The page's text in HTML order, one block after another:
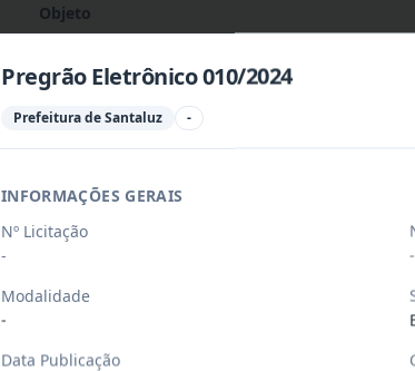
Objeto
REGISTRO DE PREÇOS PARA CONTRATAÇÃO DE
REGISTRO DE PREÇOS PARA AQUISIÇÃO DE
CHAMAMENTO PÚBLICO PARA FINS DE
CHAMAMENTO PÚBLICO PARA FINS DE
Pregrão Eletrônico 010/2024
Prefeitura de Santaluz -
INFORMAÇÕES GERAIS
Nº Licitação
-
-
Modalidade
-
Data Publicação